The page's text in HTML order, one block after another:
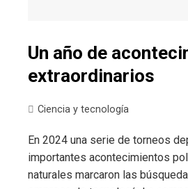
Un año de
extraordinarios
Ciencia y tecnología
En 2024 una serie de torneos
importantes acontecimientos
naturales marcaron las